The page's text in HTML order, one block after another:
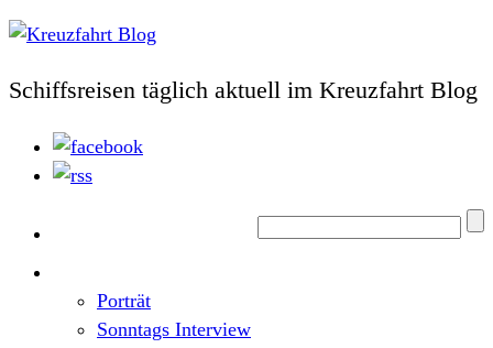
Schiffsreisen täglich aktuell im Kreuzfahrt Blog
Porträt
Sonntags Interview